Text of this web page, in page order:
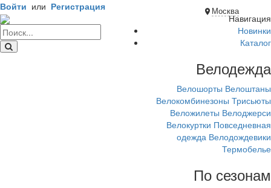
Москва
Войти или Регистрация
Навигация
Новинки
Каталог
Велодежда
Велошорты Велоштаны
Велокомбинезоны Трисьюты
Веложилеты Велоджерси
Велокуртки Повседневная
одежда Велодождевики
Термобелье
По сезонам